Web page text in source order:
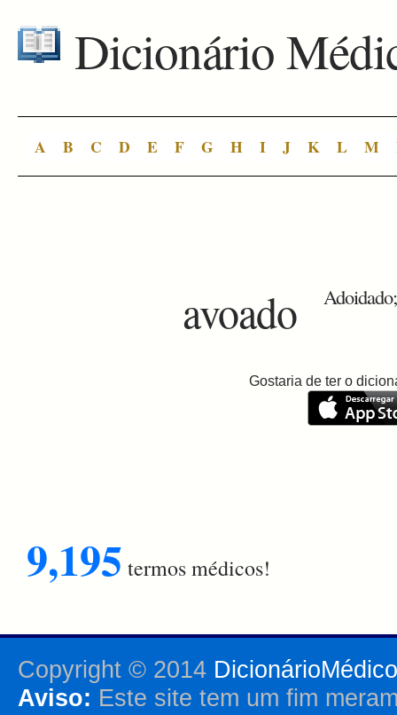
Dicionário
A B C D E F G H I J K L M
avoado
Gostaria de ter o
9,195 termos médicos!
Copyright © 2014
Aviso: Este site tem um fim